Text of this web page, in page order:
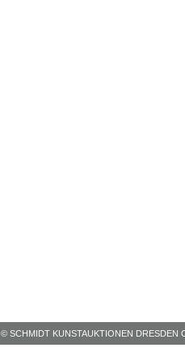
© SCHMIDT KUNSTAUKTIONEN DRESDEN